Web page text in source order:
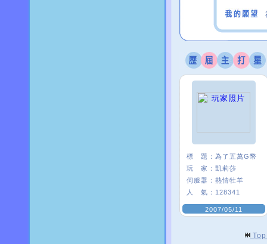
標 題： 為了五萬G幣
玩 家： 凱莉莎
伺服器： 熱情牡羊
人 氣： 128341
2007/05/11